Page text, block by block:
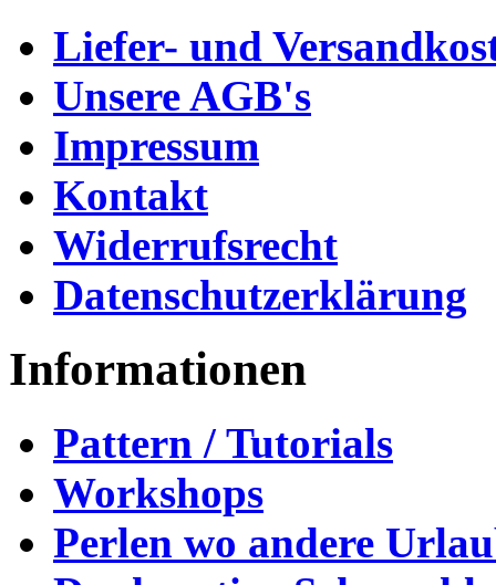
Liefer- und
Unsere AGB's
Impressum
Kontakt
Widerrufsrecht
Datenschutzerklärung
Informationen
Pattern / Tutorials
Workshops
Perlen wo andere